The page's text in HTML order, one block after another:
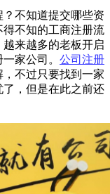
不知道提交哪些资
不知的工商注册流
来越多的老板开启
家公司。 公司注册
不过只要找到一家
，但是在此之前还